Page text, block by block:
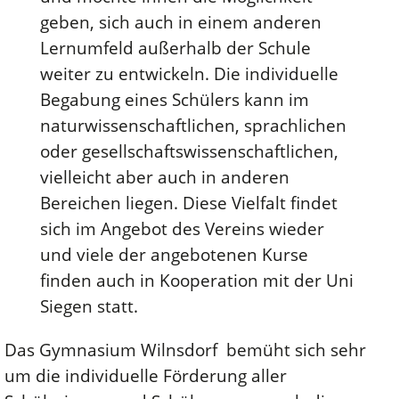
geben, sich auch in einem anderen
Lernumfeld außerhalb der Schule
weiter zu entwickeln. Die individuelle
Begabung eines Schülers kann im
naturwissenschaftlichen, sprachlichen
oder gesellschaftswissenschaftlichen,
vielleicht aber auch in anderen
Bereichen liegen. Diese Vielfalt findet
sich im Angebot des Vereins wieder
und viele der angebotenen Kurse
finden auch in Kooperation mit der Uni
Siegen statt.
Das Gymnasium Wilnsdorf bemüht sich sehr
um die individuelle Förderung aller